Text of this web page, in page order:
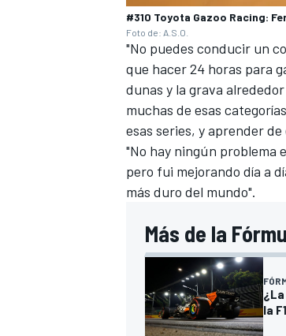
#310 Toyota Gazoo Racing:
Foto de: A.S.O.
"No puedes conducir un
que hacer 24 horas para
dunas y la grava
muchas de esas
esas series, y aprender
"No hay ningún problema
pero fui mejorando día a
más duro del mundo".
Más de la
la